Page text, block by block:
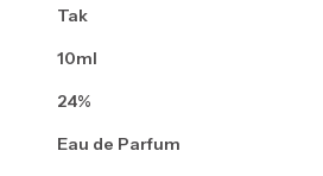
Tak
10ml
24%
Eau de Parfum